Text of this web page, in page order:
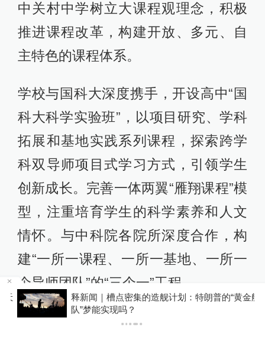
中关村中学树立大课程观理念，积极
推进课程改革，构建开放、多元、自
主特色的课程体系。
学校与国科大深度携手，开设高中“国
科大科学实验班”，以项目研究、学科
拓展和基地实践系列课程，探索跨学
科双导师项目式学习方式，引领学生
创新成长。完善一体两翼“雁翔课程”模
型，注重培育学生的科学素养和人文
情怀。与中科院各院所深度合作，构
建“一所一课程、一所一基地、一所一
个导师团队”的“三个一”工程。
学校拥有一支师德高尚、业务精湛的
释新闻｜槽点密集的造舰计划：特朗普的“黄金舰
队”梦能实现吗？